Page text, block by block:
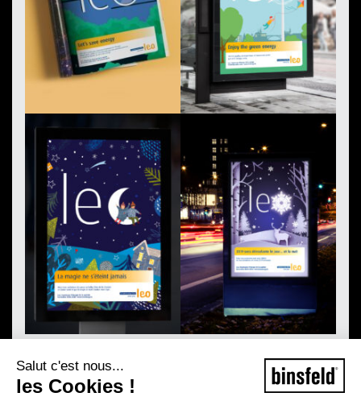
Salut c'est nous...
les Cookies !